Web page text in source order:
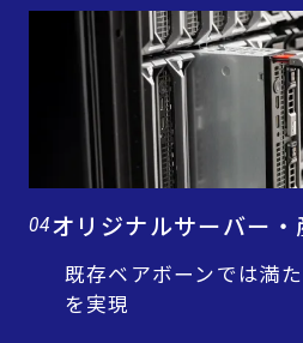
04オリジナルサーバー
既存ベアボーンでは満
を実現